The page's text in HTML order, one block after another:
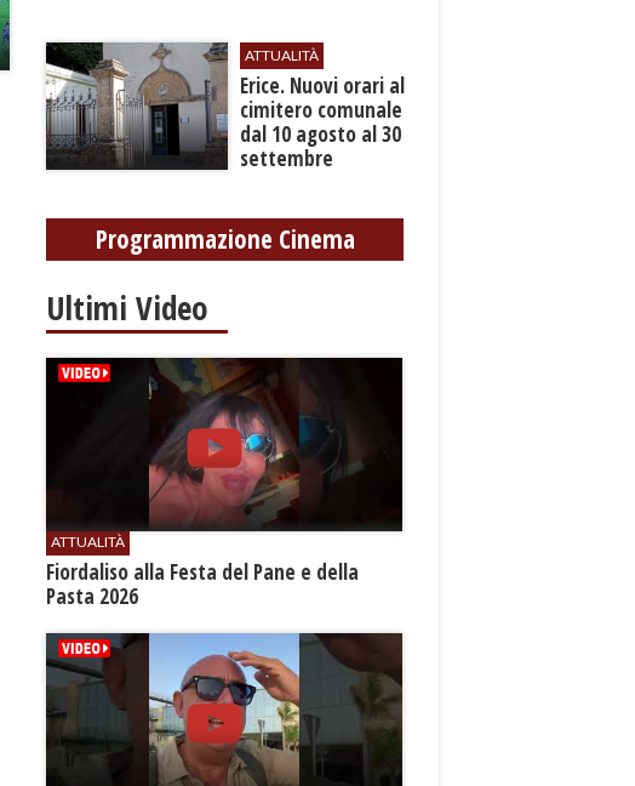
ATTUALITÀ
​Erice. Nuovi orari al
cimitero comunale
dal 10 agosto al 30
settembre
Programmazione Cinema
Ultimi Video
ATTUALITÀ
Fiordaliso alla Festa del Pane e della
Pasta 2026